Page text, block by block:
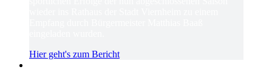
Hier geht's zum Bericht